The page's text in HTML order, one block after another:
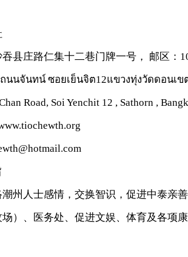
县庄路仁集十二巷门牌一号， 邮区：
นนจันทน์ ซอยเย็นจิต12แขวงทุ่งวัดดอนเข
Road, Soi Yenchit 12 , Sathorn ,
州人士感情，交换智识，促进中泰亲
）、医务处、促进文娱、体育及各项